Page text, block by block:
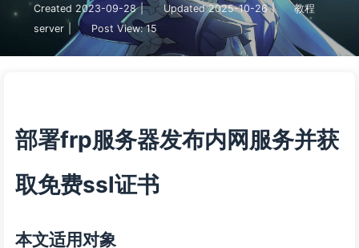
Created 2023-09-28 | Updated 2025-10-26 |
教程
server
Post View: 15
部署frp服务器发布内网服务并获
取免费ssl证书
本文适用对象